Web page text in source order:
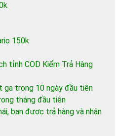
150k
tỉnh COD Kiểm Trả Hàng
ga trong 10 ngày đầu tiên
tháng đầu tiên
bạn được trả hàng và nhận